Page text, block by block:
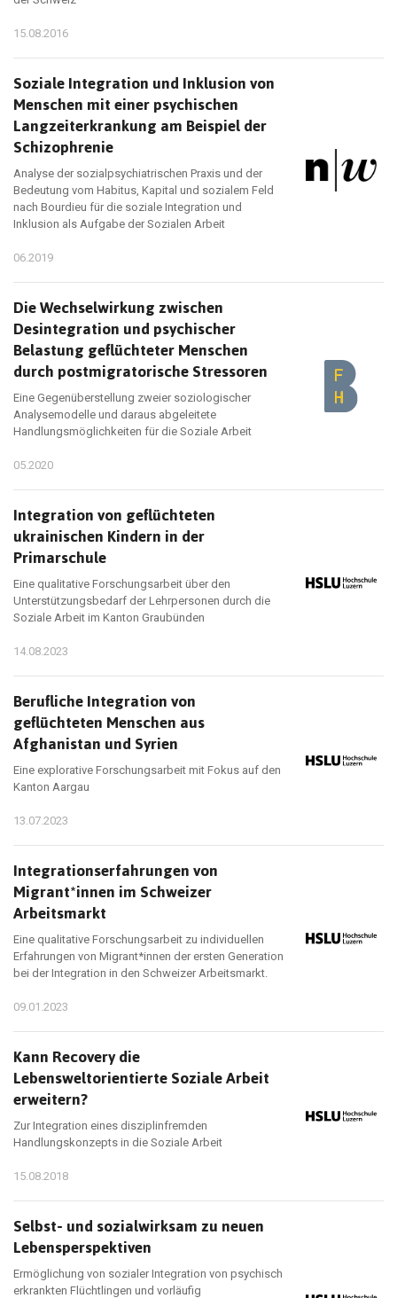
15.08.2016
Soziale Integration und Inklusion von
Menschen mit einer psychischen
Langzeiterkrankung am Beispiel der
Schizophrenie
Analyse der sozialpsychiatrischen Praxis und der
Bedeutung vom Habitus, Kapital und sozialem Feld
nach Bourdieu für die soziale Integration und
Inklusion als Aufgabe der Sozialen Arbeit
06.2019
Die Wechselwirkung zwischen
Desintegration und psychischer
Belastung geflüchteter Menschen
durch postmigratorische Stressoren
Eine Gegenüberstellung zweier soziologischer
Analysemodelle und daraus abgeleitete
Handlungsmöglichkeiten für die Soziale Arbeit
05.2020
Integration von geflüchteten
ukrainischen Kindern in der
Primarschule
Eine qualitative Forschungsarbeit über den
Unterstützungsbedarf der Lehrpersonen durch die
Soziale Arbeit im Kanton Graubünden
14.08.2023
Berufliche Integration von
geflüchteten Menschen aus
Afghanistan und Syrien
Eine explorative Forschungsarbeit mit Fokus auf den
Kanton Aargau
13.07.2023
Integrationserfahrungen von
Migrant*innen im Schweizer
Arbeitsmarkt
Eine qualitative Forschungsarbeit zu individuellen
Erfahrungen von Migrant*innen der ersten Generation
bei der Integration in den Schweizer Arbeitsmarkt.
09.01.2023
Kann Recovery die
Lebensweltorientierte Soziale Arbeit
erweitern?
Zur Integration eines disziplinfremden
Handlungskonzepts in die Soziale Arbeit
15.08.2018
Selbst- und sozialwirksam zu neuen
Lebensperspektiven
Ermöglichung von sozialer Integration von psychisch
erkrankten Flüchtlingen und vorläufig